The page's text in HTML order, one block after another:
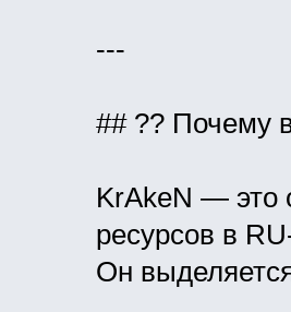
---
## ?? Почему
KrAkeN — это
ресурсов в
Он